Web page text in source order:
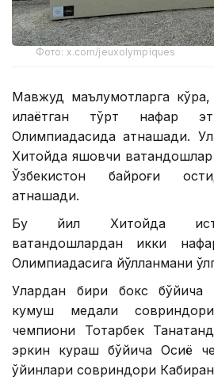
Фото: x.com/jeuxolympiques
Мавжуд маълумотларга кўра,
қилаётган тўрт нафар
Олимпиадасида қатнашади.
Хитойда яшовчи
Ўзбекистон байроғи
қатнашади.
Бу йил Хитойда
ватандошлардан икки
Олимпиадасига йўлланмани
Улардан бири бокс бўйича
кумуш медали
чемпиони Тоқтарбек
эркин кураш бўйича Осиё
ўйинлари совриндори